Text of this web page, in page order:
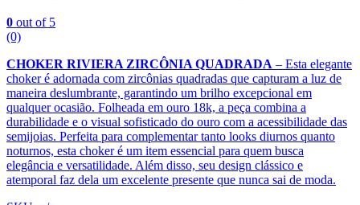
0 out of 5
(0)
CHOKER RIVIERA ZIRCÔNIA QUADRADA – Esta elegante
choker é adornada com zircônias quadradas que capturam a luz de
maneira deslumbrante, garantindo um brilho excepcional em
qualquer ocasião. Folheada em ouro 18k, a peça combina a
durabilidade e o visual sofisticado do ouro com a acessibilidade das
semijoias. Perfeita para complementar tanto looks diurnos quanto
noturnos, esta choker é um item essencial para quem busca
elegância e versatilidade. Além disso, seu design clássico e
atemporal faz dela um excelente presente que nunca sai de moda.